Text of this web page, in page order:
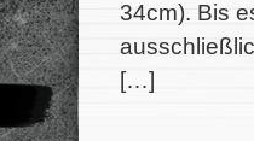
34cm). Bis
[…]